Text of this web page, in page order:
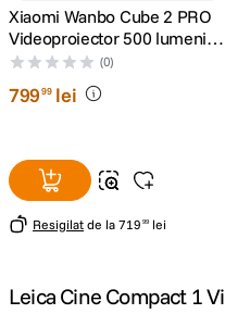
9 dji mic mini
10 . dji osmo
Xiaomi Wanbo Cube 2 PRO
Videoproiector 500 lumeni
Full HD 1920x1080 Android
TV 11 Verde
(0)
79999 lei
Resigilat de la 719 99 lei
Leica Cine Compact 1